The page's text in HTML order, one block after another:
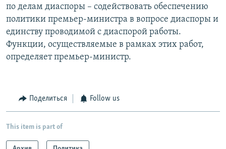
по делам диаспоры – содействовать обеспечению
политики премьер-министра в вопросе диаспоры и
единству проводимой с диаспорой работы.
Функции, осуществляемые в рамках этих работ,
определяет премьер-министр.
Поделиться Follow us
This item is part of